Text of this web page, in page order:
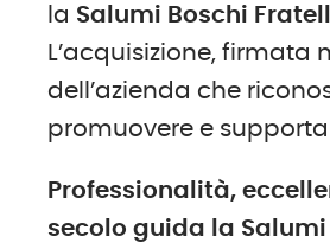
la Salumi Boschi
L’acquisizione,
dell’azienda che
promuovere e
Professionalità,
secolo guida la